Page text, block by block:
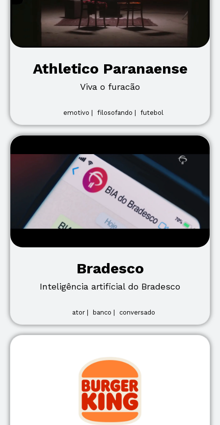
Athletico Paranaense
Viva o furacão
emotivo | filosofando | futebol
Bradesco
Inteligência artificial do Bradesco
ator | banco | conversado